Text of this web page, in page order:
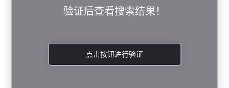
验证后查看搜索结果！
点击按钮进行验证